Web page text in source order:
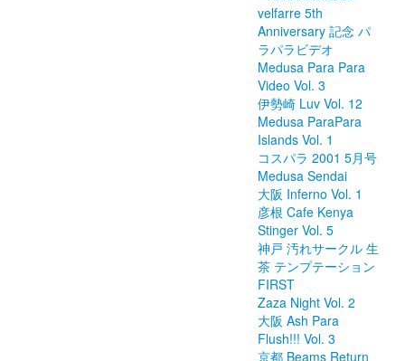
velfarre 5th
Anniversary 記念 パ
ラパラビデオ
Medusa Para Para
Video Vol. 3
伊勢崎 Luv Vol. 12
Medusa ParaPara
Islands Vol. 1
コスパラ 2001 5月号
Medusa Sendai
大阪 Inferno Vol. 1
彦根 Cafe Kenya
Stinger Vol. 5
神戸 汚れサークル 生
茶 テンプテーション
FIRST
Zaza Night Vol. 2
大阪 Ash Para
Flush!!! Vol. 3
京都 Beams Return